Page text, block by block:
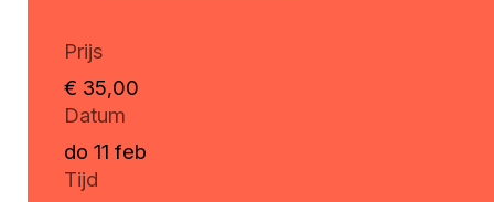
Prijs
€ 35,00
Datum
do 11 feb
Tijd